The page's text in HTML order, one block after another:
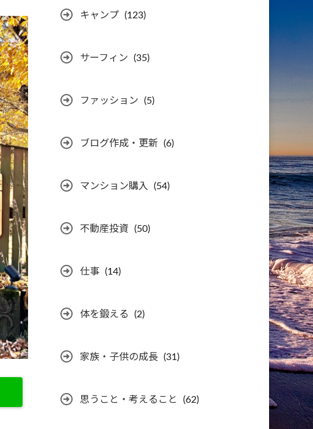
キャンプ (123)
サーフィン (35)
ファッション (5)
ブログ作成・更新 (6)
マンション購入 (54)
不動産投資 (50)
仕事 (14)
体を鍛える (2)
家族・子供の成長 (31)
思うこと・考えること (62)